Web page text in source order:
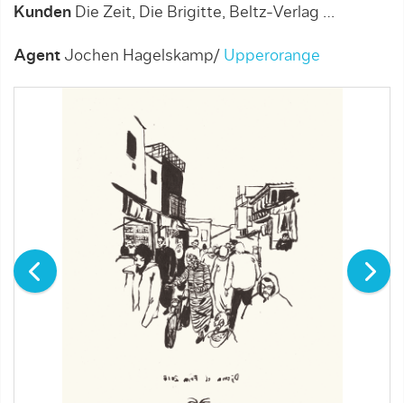
Kunden Die Zeit, Die Brigitte, Beltz-Verlag …
Agent Jochen Hagelskamp/ Upperorange